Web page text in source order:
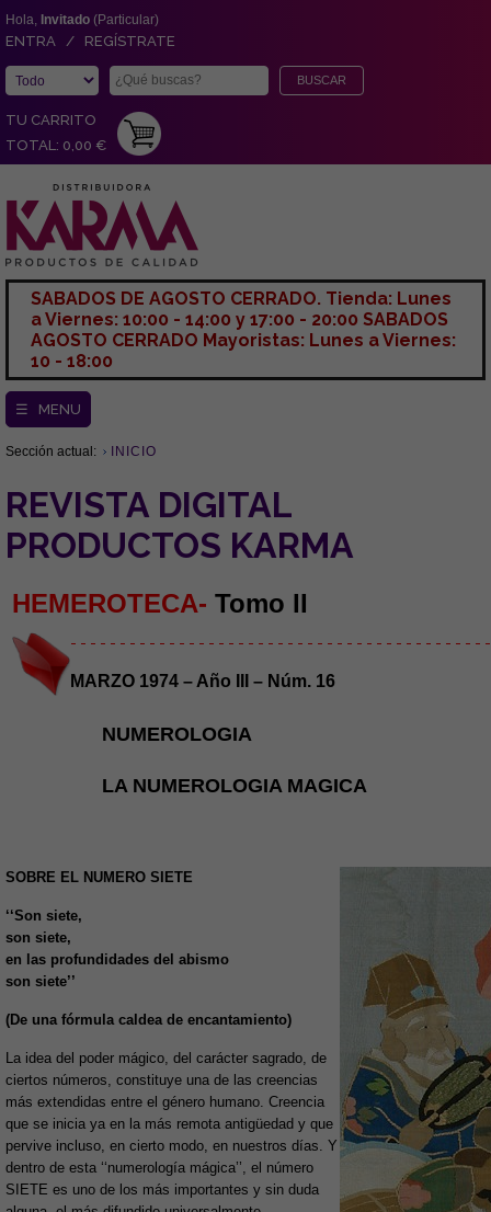
Hola, Invitado (Particular)
ENTRA / REGÍSTRATE
TU CARRITO
TOTAL: 0,00 €
SABADOS DE AGOSTO CERRADO. Tienda: Lunes
a Viernes: 10:00 - 14:00 y 17:00 - 20:00 SABADOS
AGOSTO CERRADO Mayoristas: Lunes a Viernes:
10 - 18:00
☰ MENU
Sección actual: INICIO
REVISTA DIGITAL
PRODUCTOS KARMA
HEMEROTECA- Tomo II
- - - - - - - - - - - - - - - - - - - - - - - - - - - - - - - - - - - - - - - - - -
MARZO 1974 – Año III – Núm. 16
NUMEROLOGIA
LA NUMEROLOGIA MAGICA
SOBRE EL NUMERO SIETE
‘‘Son siete,
son siete,
en las profundidades del abismo
son siete’’
(De una fórmula caldea de encantamiento)
La idea del poder mágico, del carácter sagrado, de
ciertos números, constituye una de las creencias
más extendidas entre el género humano. Creencia
que se inicia ya en la más remota antigüedad y que
pervive incluso, en cierto modo, en nuestros días. Y
dentro de esta ‘‘numerología mágica’’, el número
SIETE es uno de los más importantes y sin duda